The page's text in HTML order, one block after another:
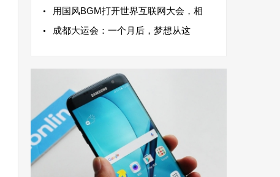
用国风BGM打开世界互联网大会，相
成都大运会：一个月后，梦想从这